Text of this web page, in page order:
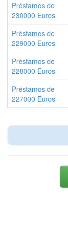
Préstamos de
230000 Euros
Préstamos de
229000 Euros
Préstamos de
228000 Euros
Préstamos de
227000 Euros